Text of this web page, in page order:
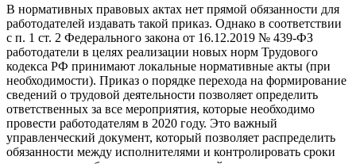
В нормативных правовых актах нет прямой обязанности для
работодателей издавать такой приказ. Однако в соответствии
с п. 1 ст. 2 Федерального закона от 16.12.2019 № 439-ФЗ
работодатели в целях реализации новых норм Трудового
кодекса РФ принимают локальные нормативные акты (при
необходимости). Приказ о порядке перехода на формирование
сведений о трудовой деятельности позволяет определить
ответственных за все мероприятия, которые необходимо
провести работодателям в 2020 году. Это важный
управленческий документ, который позволяет распределить
обязанности между исполнителями и контролировать сроки